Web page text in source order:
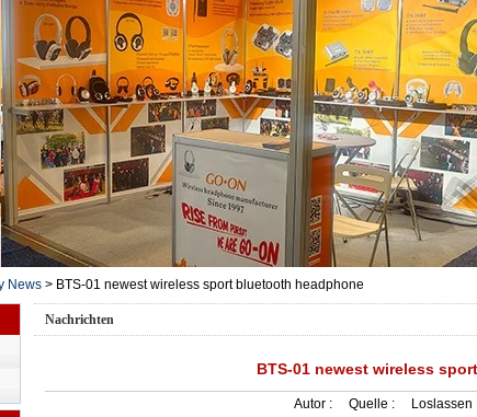
News > BTS-01 newest wireless sport bluetooth headphone
Nachrichten
BTS-01 newest wireless
Autor : Quelle : Loslassen